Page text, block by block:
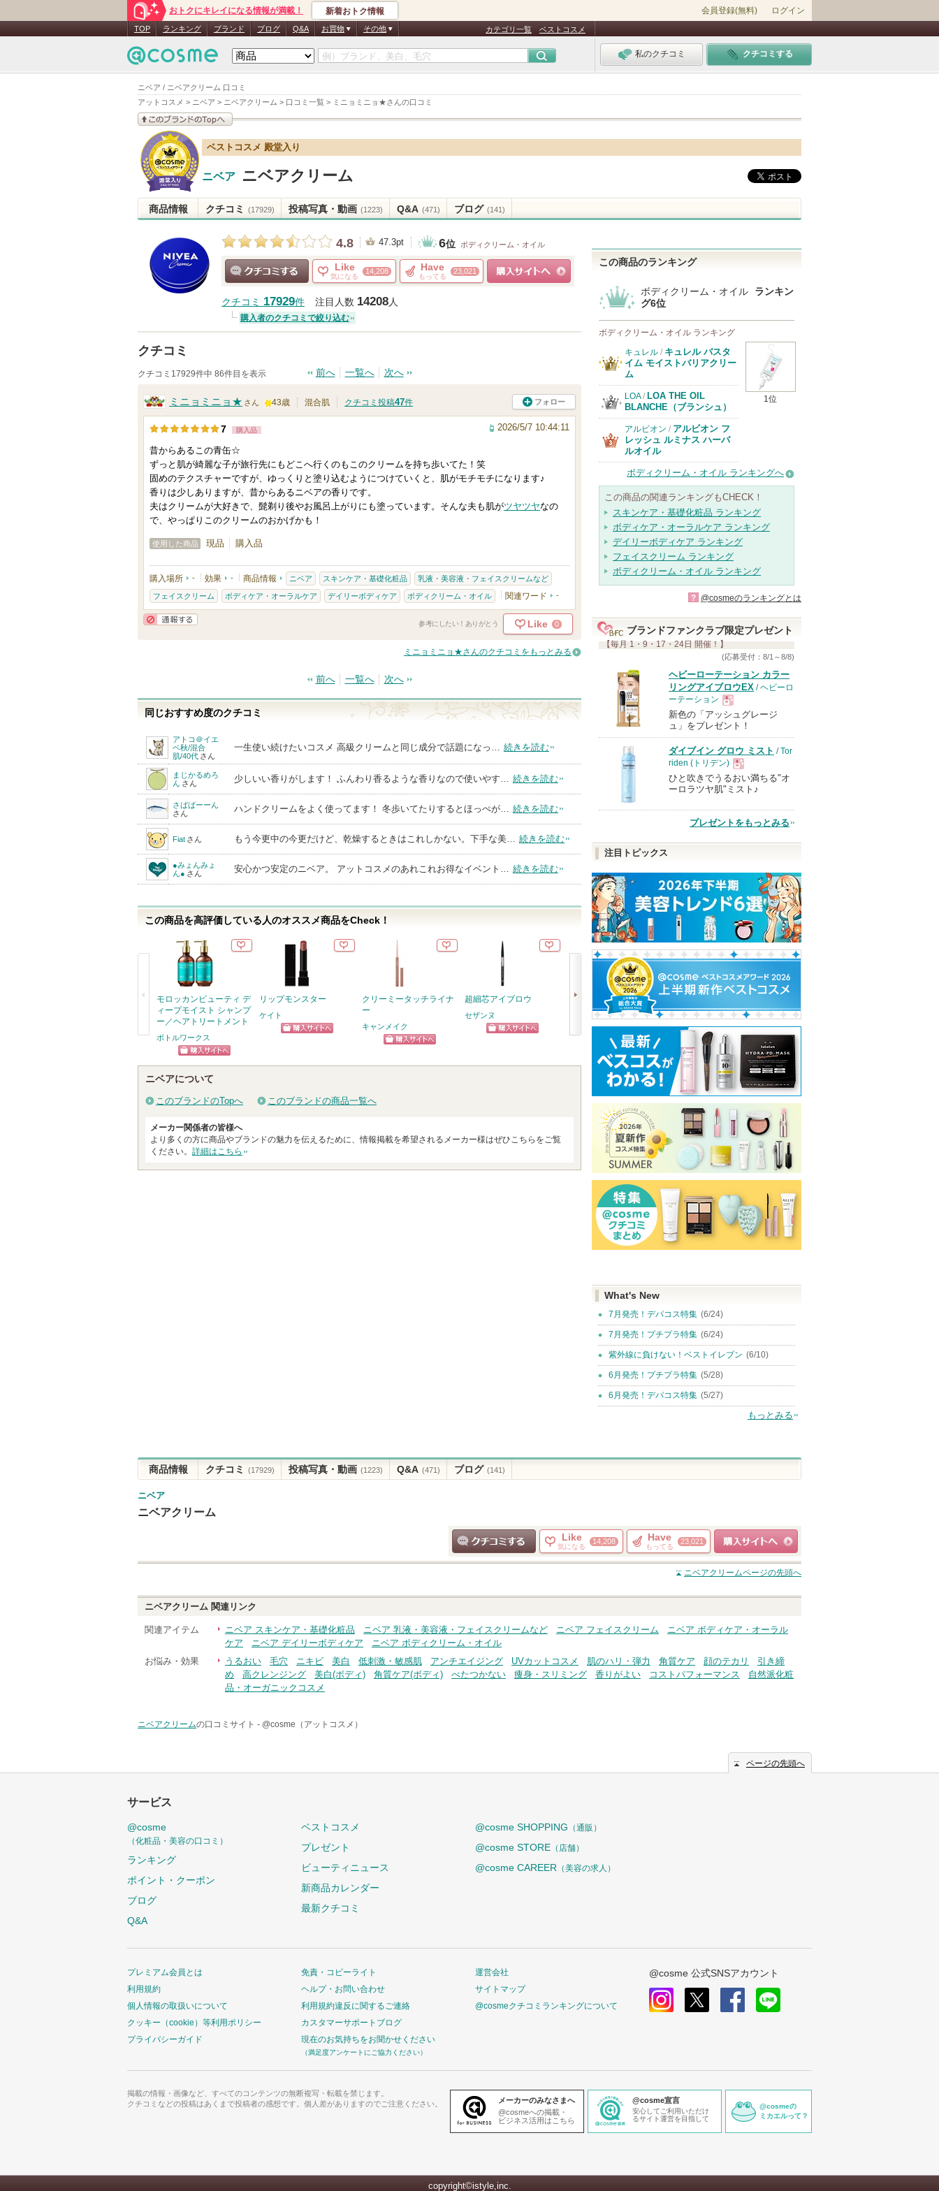
ニベア / ニベアクリーム 口コミ
アットコスメ > ニベア > ニベアクリーム > 口コミ一覧 > ミニョミニョ★さんの口コミ
おトクにキレイになる情報が満載！ 新着おトク情報 会員登録(無料) ログイン
TOP ランキング ブランド ブログ Q&A お買物 その他 カテゴリ一覧 ベストコスメ
私のクチコミ クチコミする
このブランドの情報を
見る
ベストコスメ 殿堂入り
ニベア ニベアクリーム
商品情報 クチコミ (17929) 投稿写真・動画 (1223) Q&A (471) ブログ (141)
4.8 47.3pt 6位 ボディクリーム・オイル
Like
気になる
14,208 Have
もってる
23,021
クチコミ 17929件 注目人数 14208人
購入者のクチコミで絞り込む
クチコミ
クチコミ17929件中 86件目を表示 前へ 一覧へ 次へ
ミニョミニョ★ さん
1
人
以
上
の
バ
ー
録
れ
て
い
ま
43歳 混合肌 クチコミ投稿47件 フォロー
7 購入品 2026/5/7 10:44:11
昔からあるこの青缶☆
ずっと肌が綺麗な子が旅行先にもどこへ行くのもこのクリームを持ち歩いてた！笑
固めのテクスチャーですが、ゆっくりと塗り込むようにつけていくと、肌がモチモチになります♪
香りは少しありますが、昔からあるニベアの香りです。
夫はクリームが大好きで、髭剃り後やお風呂上がりにも塗っています。そんな夫も肌がツヤツヤなの
で、やっぱりこのクリームのおかげかも！
使用した商品 現品 購入品
購入場所 - 効果 - 商品情報 ニベア スキンケア・基礎化粧品 乳液・美容液・フェイスクリームなど
フェイスクリーム ボディケア・オーラルケア デイリーボディケア ボディクリーム・オイル 関連ワード -
参考にしたい！ありがとう Like 0
ミニョミニョ★さんのクチコミをもっとみる
前へ 一覧へ 次へ
同じおすすめ度のクチコミ
アトコ＠イエ
ベ秋/混合
肌/40代 さん
一生使い続けたいコスメ 高級クリームと同じ成分で話題になっ… 続きを読む
まじかるめろ
ん さん 少しいい香りがします！ ふんわり香るような香りなので使いやす… 続きを読む
さばばーーん
さん
ハンドクリームをよく使ってます！ 冬歩いてたりするとほっぺが… 続きを読む
Fiat さん もう今更中の今更だけど、乾燥するときはこれしかない。下手な美… 続きを読む
●みょんみょ
ん● さん 安心かつ安定のニベア。 アットコスメのあれこれお得なイベント… 続きを読む
この商品を高評価している人のオススメ商品をCheck！
モロッカンビューティ デ
ィープモイスト シャンプ
ー／ヘアトリートメント
ボトルワークス
ショッピン
グサイトへ
リップモンスター
ケイト
クリーミータッチライナ
ー
キャンメイク
超細芯アイブロウ
セザンヌ
5番 白玉グルタチオンC
ふりかけマスク
ナンバーズイン(numbuzin)
ショッピン
グサイトへ
げ際立てタイプ
デジャヴュ
デジャヴュから
のお知らせがあ
ります
ショッピン
グサイトへ
ムーバー
ヒロインメイク
ニベアについて
このブランドのTopへ このブランドの商品一覧へ
メーカー関係者の皆様へ
より多くの方に商品やブランドの魅力を伝えるために、情報掲載を希望されるメーカー様はぜひこちらをご覧
ください。 詳細はこちら
この商品のランキング
ボディクリーム・オイル
ランキン
グ6位
ボディクリーム・オイル ランキング
1位
キュレル / キュレル バスタ
イム モイストバリアクリー
ム
LOA/ LOA THE OIL
BLANCHE（ブランシュ）
アルビオン / アルビオン フ
レッシュ ルミナス ハーバ
ルオイル
ボディクリーム・オイル ランキングへ
この商品の関連ランキングもCHECK！
スキンケア・基礎化粧品 ランキング
ボディケア・オーラルケア ランキング
デイリーボディケア ランキング
フェイスクリーム ランキング
ボディクリーム・オイル ランキング
? @cosmeのランキングとは
ブランドファンクラブ限定プレゼント
【毎月 1・9・17・24日 開催！】
(応募受付：8/1～8/8)
ヘビーローテーション カラー
リングアイブロウEX / ヘビーロ
ーテーション
現
品
新色の「アッシュグレージ
ュ」をプレゼント！
ダイブイン グロウ ミスト / Tor
riden (トリデン)
現
品
ひと吹きでうるおい満ちる"オ
ーロラツヤ肌"ミスト♪
プレゼントをもっとみる
注目トピックス
What's New
7月発売！デパコス特集 (6/24)
7月発売！プチプラ特集 (6/24)
紫外線に負けない！ベストイレブン (6/10)
6月発売！プチプラ特集 (5/28)
6月発売！デパコス特集 (5/27)
もっとみる
商品情報 クチコミ (17929) 投稿写真・動画 (1223) Q&A (471) ブログ (141)
ニベア
ニベアクリーム
クチコミする
Like
気になる
14,208 Have
もってる
23,021
ショッピングサイト
へ
ニベアクリームページの先頭へ
ニベアクリーム 関連リンク
関連アイテム ニベア スキンケア・基礎化粧品 ニベア 乳液・美容液・フェイスクリームなど ニベア フェイスクリーム
ニベア ボディケア・オーラル
ケア
ニベア デイリーボディケア
ニベア ボディクリーム・オイル
お悩み・効果
うるおい 毛穴 ニキビ 美白 低刺激・敏感肌 アンチエイジング UVカットコスメ 肌のハリ・弾力 角質ケア 顔のテカリ
引き締
め
高クレンジング 美白(ボディ) 角質ケア(ボディ) べたつかない 痩身・スリミング 香りがよい コストパフォーマンス
自然派化粧
品・オーガニックコスメ
ニベアクリームの口コミサイト - @cosme（アットコスメ）
ページの先頭へ
サービス
@cosme
（化粧品・美容の口コミ）
ランキング
ポイント・クーポン
ブログ
Q&A
ベストコスメ
プレゼント
ビューティニュース
新商品カレンダー
最新クチコミ
@cosme SHOPPING （通販）
@cosme STORE （店舗）
@cosme CAREER （美容の求人）
プレミアム会員とは
利用規約
個人情報の取扱いについて
クッキー（cookie）等利用ポリシー
プライバシーガイド
免責・コピーライト
ヘルプ・お問い合わせ
利用規約違反に関するご連絡
カスタマーサポートブログ
現在のお気持ちをお聞かせください
（満足度アンケートにご協力ください）
運営会社
サイトマップ
@cosmeクチコミランキングについて
@cosme 公式SNSアカウント
掲載の情報・画像など、すべてのコンテンツの無断複写・転載を禁じます。
クチコミなどの投稿はあくまで投稿者の感想です。個人差がありますのでご注意ください。
メーカーのみなさまへ
@cosmeへの掲載・
ビジネス活用はこちら
@cosme宣言
安心してご利用いただけ
るサイト運営を目指して
@cosmeの
ミカエルって？
copyright©istyle,inc.